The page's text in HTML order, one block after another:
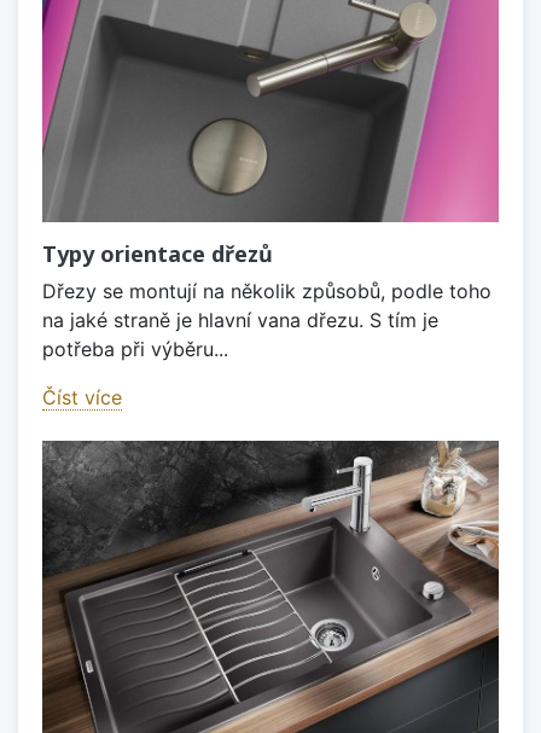
Typy orientace dřezů
Dřezy se montují na několik způsobů, podle toho
na jaké straně je hlavní vana dřezu. S tím je
potřeba při výběru...
Číst více